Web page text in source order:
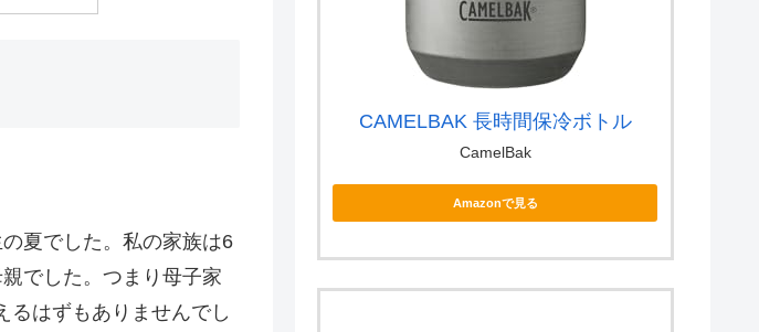
夏でした。私の家族は6
でした。つまり母子家
るはずもありませんでし
CAMELBAK 長時間保冷ボトル
CamelBak
Amazonで見る